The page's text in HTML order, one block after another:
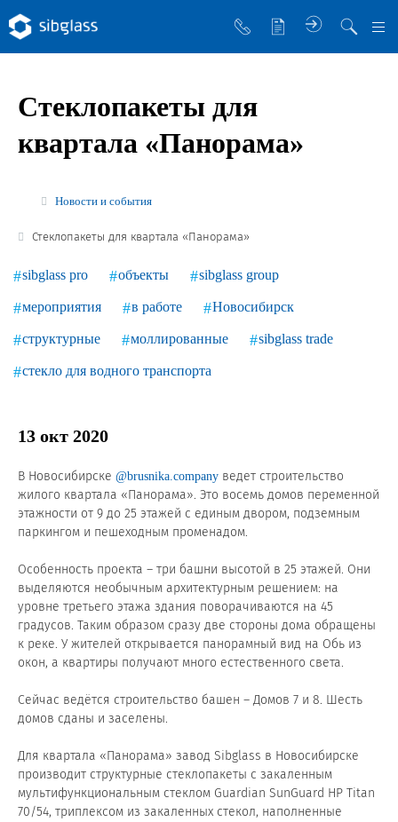
Управляющая компания
Sibglass Trade
Продукция
Стекло для строительства и интерьера
Стекло для машиностроения
Стекло для мебели, оборудования и бытовой техники
Светопрозрачные конструкции для розничных
Техподдержка
Стеклопакеты для
квартала «Панорама»
Новости и события
Стеклопакеты для квартала «Панорама»
13 окт 2020
В Новосибирске @brusnika.company ведет строительство
жилого квартала «Панорама». Это восемь домов переменной
этажности от 9 до 25 этажей с единым двором, подземным
паркингом и пешеходным променадом.
Особенность проекта – три башни высотой в 25 этажей. Они
выделяются необычным архитектурным решением: на
уровне третьего этажа здания поворачиваются на 45
градусов. Таким образом сразу две стороны дома обращены
к реке. У жителей открывается панорамный вид на Обь из
окон, а квартиры получают много естественного света.
Сейчас ведётся строительство башен – Домов 7 и 8. Шесть
домов сданы и заселены.
Для квартала «Панорама» завод Sibglass в Новосибирске
производит структурные стеклопакеты с закаленным
мультифункциональным стеклом Guardian SunGuard HP Titan
70/54, триплексом из закаленных стекол, наполненные
sibglass pro объекты sibglass group
мероприятия в работе Новосибирск
структурные моллированные sibglass trade
стекло для водного транспорта